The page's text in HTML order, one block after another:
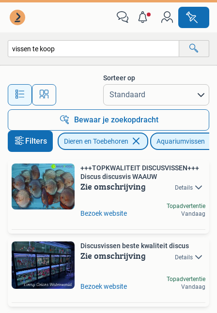
Alle afstanden…
Sorteer op
Bewaar je zoekopdracht
Filters Dieren en Toebehoren Aquariumvissen
+++TOPKWALITEIT DISCUSVISSEN+++
Discus discusvis WAAUW
Zie omschrijving Details
Bezoek website
Topadvertentie
Vandaag
Discusvissen beste kwaliteit discus
Zie omschrijving Details
Bezoek website
Topadvertentie
Vandaag